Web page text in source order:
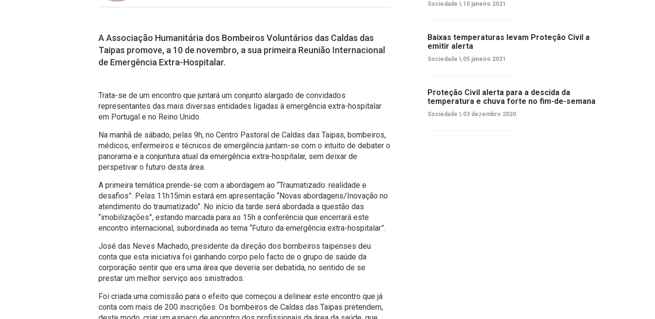
A Associação Humanitária dos Bombeiros Voluntários das Caldas das
Taipas promove, a 10 de novembro, a sua primeira Reunião Internacional
de Emergência Extra-Hospitalar.
Trata-se de um encontro que juntará um conjunto alargado de convidados
representantes das mais diversas entidades ligadas à emergência extra-hospitalar
em Portugal e no Reino Unido.
Na manhã de sábado, pelas 9h, no Centro Pastoral de Caldas das Taipas, bombeiros,
médicos, enfermeiros e técnicos de emergência juntam-se com o intuito de debater o
panorama e a conjuntura atual da emergência extra-hospitalar, sem deixar de
perspetivar o futuro desta área.
A primeira temática prende-se com a abordagem ao “Traumatizado: realidade e
desafios”. Pelas 11h15min estará em apresentação “Novas abordagens/Inovação no
atendimento do traumatizado”. No início da tarde será abordada a questão das
“imobilizações”, estando marcada para as 15h a conferência que encerrará este
encontro internacional, subordinada ao tema “Futuro da emergência extra-hospitalar”.
José das Neves Machado, presidente da direção dos bombeiros taipenses deu
conta que esta iniciativa foi ganhando corpo pelo facto de o grupo de saúde da
corporação sentir que era uma área que deveria ser debatida, no sentido de se
prestar um melhor serviço aos sinistrados.
Foi criada uma comissão para o efeito que começou a delinear este encontro que já
conta com mais de 200 inscrições. Os bombeiros de Caldas das Taipas pretendem,
Sociedade \ 10 janeiro 2021
Baixas temperaturas levam Proteção Civil a
emitir alerta
Sociedade \ 05 janeiro 2021
Proteção Civil alerta para a descida da
temperatura e chuva forte no fim-de-semana
Sociedade \ 03 dezembro 2020